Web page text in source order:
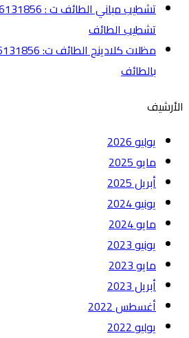
تشطيب الطائف
بالطائف
الأرشيف
يوليو 2026
مايو 2025
أبريل 2025
يونيو 2024
مايو 2024
يونيو 2023
مايو 2023
أبريل 2023
أغسطس 2022
يوليو 2022